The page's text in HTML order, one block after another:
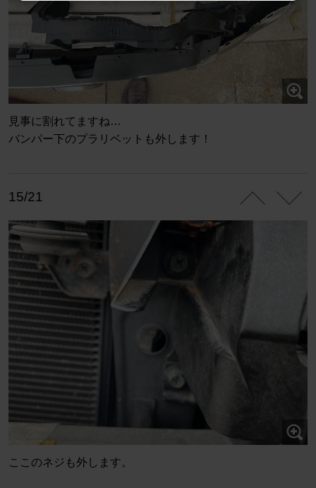
見事に割れてますね…
バンパー下のプラリベットも外します！
15/21
ここのネジも外します。